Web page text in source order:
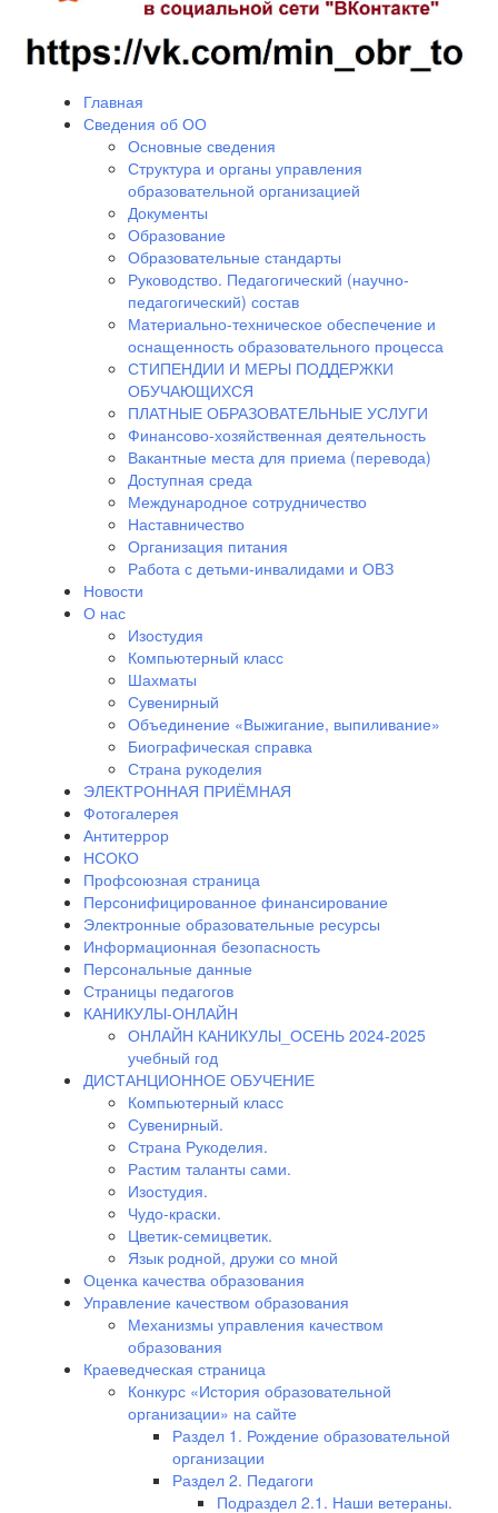
Главная
Сведения об ОО
Основные сведения
Структура и органы управления
образовательной организацией
Документы
Образование
Образовательные стандарты
Руководство. Педагогический (научно-
педагогический) состав
Материально-техническое обеспечение и
оснащенность образовательного процесса
СТИПЕНДИИ И МЕРЫ ПОДДЕРЖКИ
ОБУЧАЮЩИХСЯ
ПЛАТНЫЕ ОБРАЗОВАТЕЛЬНЫЕ УСЛУГИ
Финансово-хозяйственная деятельность
Вакантные места для приема (перевода)
Доступная среда
Международное сотрудничество
Наставничество
Организация питания
Работа с детьми-инвалидами и ОВЗ
Новости
О нас
Изостудия
Компьютерный класс
Шахматы
Сувенирный
Объединение «Выжигание, выпиливание»
Биографическая справка
Страна рукоделия
ЭЛЕКТРОННАЯ ПРИЁМНАЯ
Фотогалерея
Антитеррор
НСОКО
Профсоюзная страница
Персонифицированное финансирование
Электронные образовательные ресурсы
Информационная безопасность
Персональные данные
Страницы педагогов
КАНИКУЛЫ-ОНЛАЙН
ОНЛАЙН КАНИКУЛЫ_ОСЕНЬ 2024-2025
учебный год
ДИСТАНЦИОННОЕ ОБУЧЕНИЕ
Компьютерный класс
Сувенирный.
Страна Рукоделия.
Растим таланты сами.
Изостудия.
Чудо-краски.
Цветик-семицветик.
Язык родной, дружи со мной
Оценка качества образования
Управление качеством образования
Механизмы управления качеством
образования
Краеведческая страница
Конкурс «История образовательной
организации» на сайте
Раздел 1. Рождение образовательной
организации
Раздел 2. Педагоги
Подраздел 2.1. Наши ветераны.